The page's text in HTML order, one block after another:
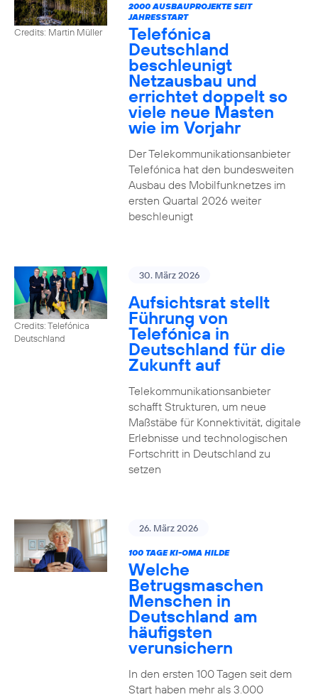
Credits: Martin Müller
2000 AUSBAUPROJEKTE SEIT
JAHRESSTART
Telefónica
Deutschland
beschleunigt
Netzausbau und
errichtet doppelt so
viele neue Masten
wie im Vorjahr
Der Telekommunikationsanbieter
Telefónica hat den bundesweiten
Ausbau des Mobilfunknetzes im
ersten Quartal 2026 weiter
beschleunigt
Credits: Telefónica
Deutschland
30. März 2026
Aufsichtsrat stellt
Führung von
Telefónica in
Deutschland für die
Zukunft auf
Telekommunikationsanbieter
schafft Strukturen, um neue
Maßstäbe für Konnektivität, digitale
Erlebnisse und technologischen
Fortschritt in Deutschland zu
setzen
26. März 2026
100 TAGE KI-OMA HILDE
Welche
Betrugsmaschen
Menschen in
Deutschland am
häufigsten
verunsichern
In den ersten 100 Tagen seit dem
Start haben mehr als 3.000